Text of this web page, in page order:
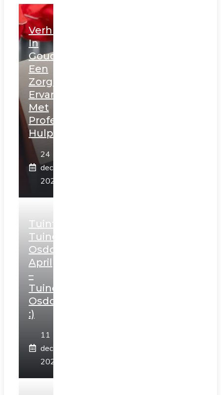
Verhuizen
In
Gouda:
Een
Zorgeloze
Ervaring
Met
Professionele
Hulp
24
december
2025
Tuintips
Tuincentrum
Osdorp
April
–
Tuincentrum
Osdorp
:)
11
december
2025